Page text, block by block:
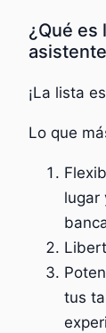
¿Qué es
¡La lista
Lo que
lugar
tus